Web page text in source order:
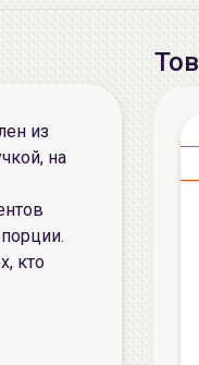
из
на
кто